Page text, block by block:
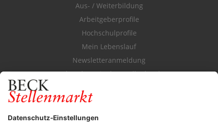
Aus- / Weiterbildung
Arbeitgeberprofile
Hochschulprofile
Mein Lebenslauf
Newsletteranmeldung
Durchsuchen Sie den Stellenkatalog
FÜR ARBEITGEBER
Stellenmarktpreise